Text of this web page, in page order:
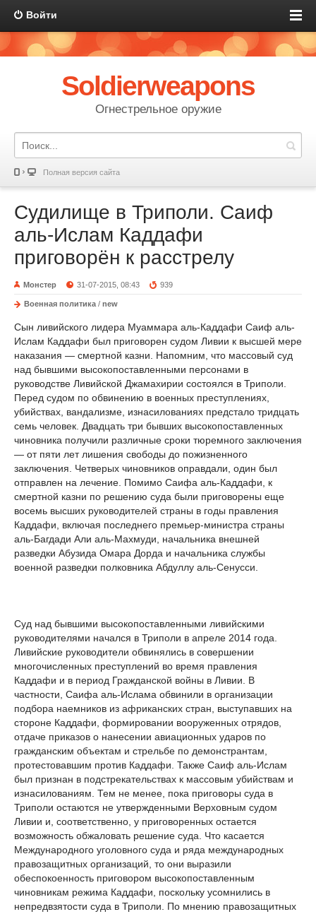
Войти
Soldierweapons
Огнестрельное оружие
Полная версия сайта
Судилище в Триполи. Саиф
аль-Ислам Каддафи
приговорён к расстрелу
Монстер 31-07-2015, 08:43 939
Военная политика / new
Сын ливийского лидера Муаммара аль-Каддафи Саиф аль-
Ислам Каддафи был приговорен судом Ливии к высшей мере
наказания — смертной казни. Напомним, что массовый суд
над бывшими высокопоставленными персонами в
руководстве Ливийской Джамахирии состоялся в Триполи.
Перед судом по обвинению в военных преступлениях,
убийствах, вандализме, изнасилованиях предстало тридцать
семь человек. Двадцать три бывших высокопоставленных
чиновника получили различные сроки тюремного заключения
— от пяти лет лишения свободы до пожизненного
заключения. Четверых чиновников оправдали, один был
отправлен на лечение. Помимо Саифа аль-Каддафи, к
смертной казни по решению суда были приговорены еще
восемь высших руководителей страны в годы правления
Каддафи, включая последнего премьер-министра страны
аль-Багдади Али аль-Махмуди, начальника внешней
разведки Абузида Омара Дорда и начальника службы
военной разведки полковника Абдуллу аль-Сенусси.
Суд над бывшими высокопоставленными ливийскими
руководителями начался в Триполи в апреле 2014 года.
Ливийские руководители обвинялись в совершении
многочисленных преступлений во время правления
Каддафи и в период Гражданской войны в Ливии. В
частности, Саифа аль-Ислама обвинили в организации
подбора наемников из африканских стран, выступавших на
стороне Каддафи, формировании вооруженных отрядов,
отдаче приказов о нанесении авиационных ударов по
гражданским объектам и стрельбе по демонстрантам,
протестовавшим против Каддафи. Также Саиф аль-Ислам
был признан в подстрекательствах к массовым убийствам и
изнасилованиям. Тем не менее, пока приговоры суда в
Триполи остаются не утвержденными Верховным судом
Ливии и, соответственно, у приговоренных остается
возможность обжаловать решение суда. Что касается
Международного уголовного суда и ряда международных
правозащитных организаций, то они выразили
обеспокоенность приговором высокопоставленным
чиновникам режима Каддафи, поскольку усомнились в
непредвзятости суда в Триполи. По мнению правозащитных